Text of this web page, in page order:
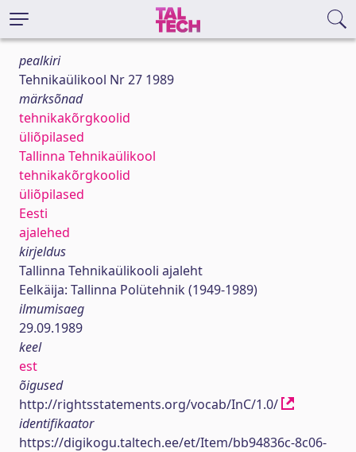
pealkiri
Tehnikaülikool Nr 27 1989
märksõnad
tehnikakõrgkoolid
üliõpilased
Tallinna Tehnikaülikool
tehnikakõrgkoolid
üliõpilased
Eesti
ajalehed
kirjeldus
Tallinna Tehnikaülikooli ajaleht
Eelkäija: Tallinna Polütehnik (1949-1989)
ilmumisaeg
29.09.1989
keel
est
õigused
http://rightsstatements.org/vocab/InC/1.0/
identifikaator
https://digikogu.taltech.ee/et/Item/bb94836c-8c06-